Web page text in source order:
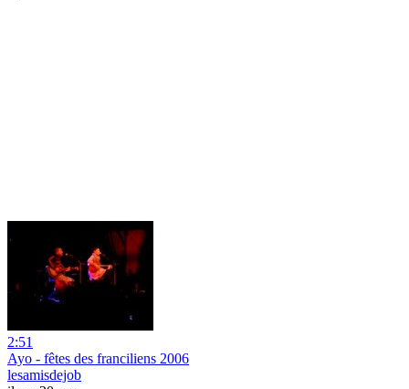
2:51
Ayo - fêtes des franciliens 2006
lesamisdejob